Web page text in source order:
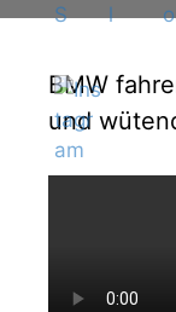
BMW
und